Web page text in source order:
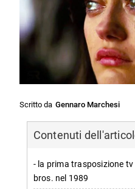
Scritto da Gennaro Marchesi
Contenuti
- la prima trasposizione
bros. nel 1989